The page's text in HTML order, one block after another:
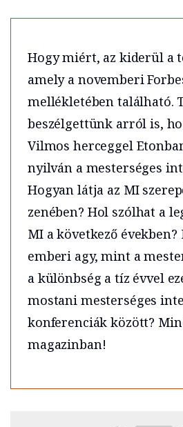
Hogy miért, az kiderül a
amely a novemberi
mellékletében található.
beszélgettünk arról is,
Vilmos herceggel
nyilván a mesterséges
Hogyan látja az MI
zenében? Hol szólhat a
MI a következő években?
emberi agy, mint a
a különbség a tíz évvel
mostani mesterséges
konferenciák között?
magazinban!